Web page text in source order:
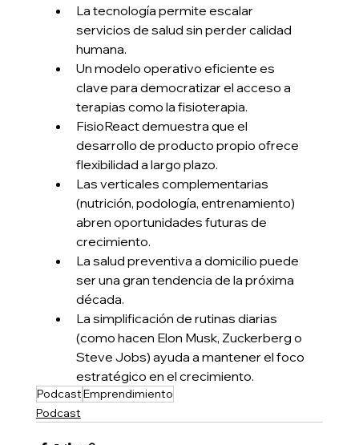
La tecnología permite escalar
servicios de salud sin perder calidad
humana.
Un modelo operativo eficiente es
clave para democratizar el acceso a
terapias como la fisioterapia.
FisioReact demuestra que el
desarrollo de producto propio ofrece
flexibilidad a largo plazo.
Las verticales complementarias
(nutrición, podología, entrenamiento)
abren oportunidades futuras de
crecimiento.
La salud preventiva a domicilio puede
ser una gran tendencia de la próxima
década.
La simplificación de rutinas diarias
(como hacen Elon Musk, Zuckerberg o
Steve Jobs) ayuda a mantener el foco
estratégico en el crecimiento.
PodcastEmprendimiento
Podcast